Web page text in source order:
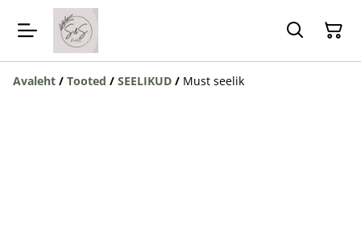
Avaleht / Tooted / SEELIKUD / Must seelik